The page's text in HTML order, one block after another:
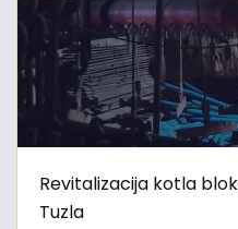
Revitalizacija kotla
Tuzla